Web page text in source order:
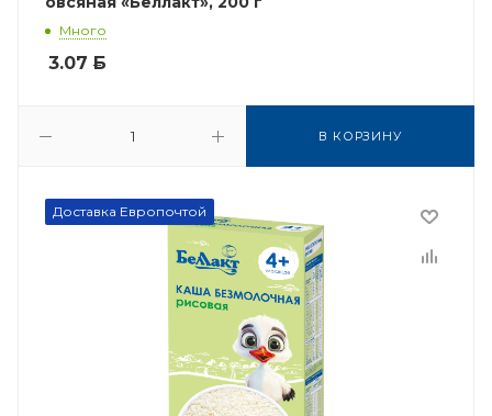
Много
3.07 Б
В КОРЗИНУ
Доставка Европочтой